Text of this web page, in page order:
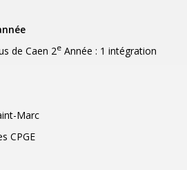
de Caen 2eAnnée : 1 intégration
Marc
CPGE